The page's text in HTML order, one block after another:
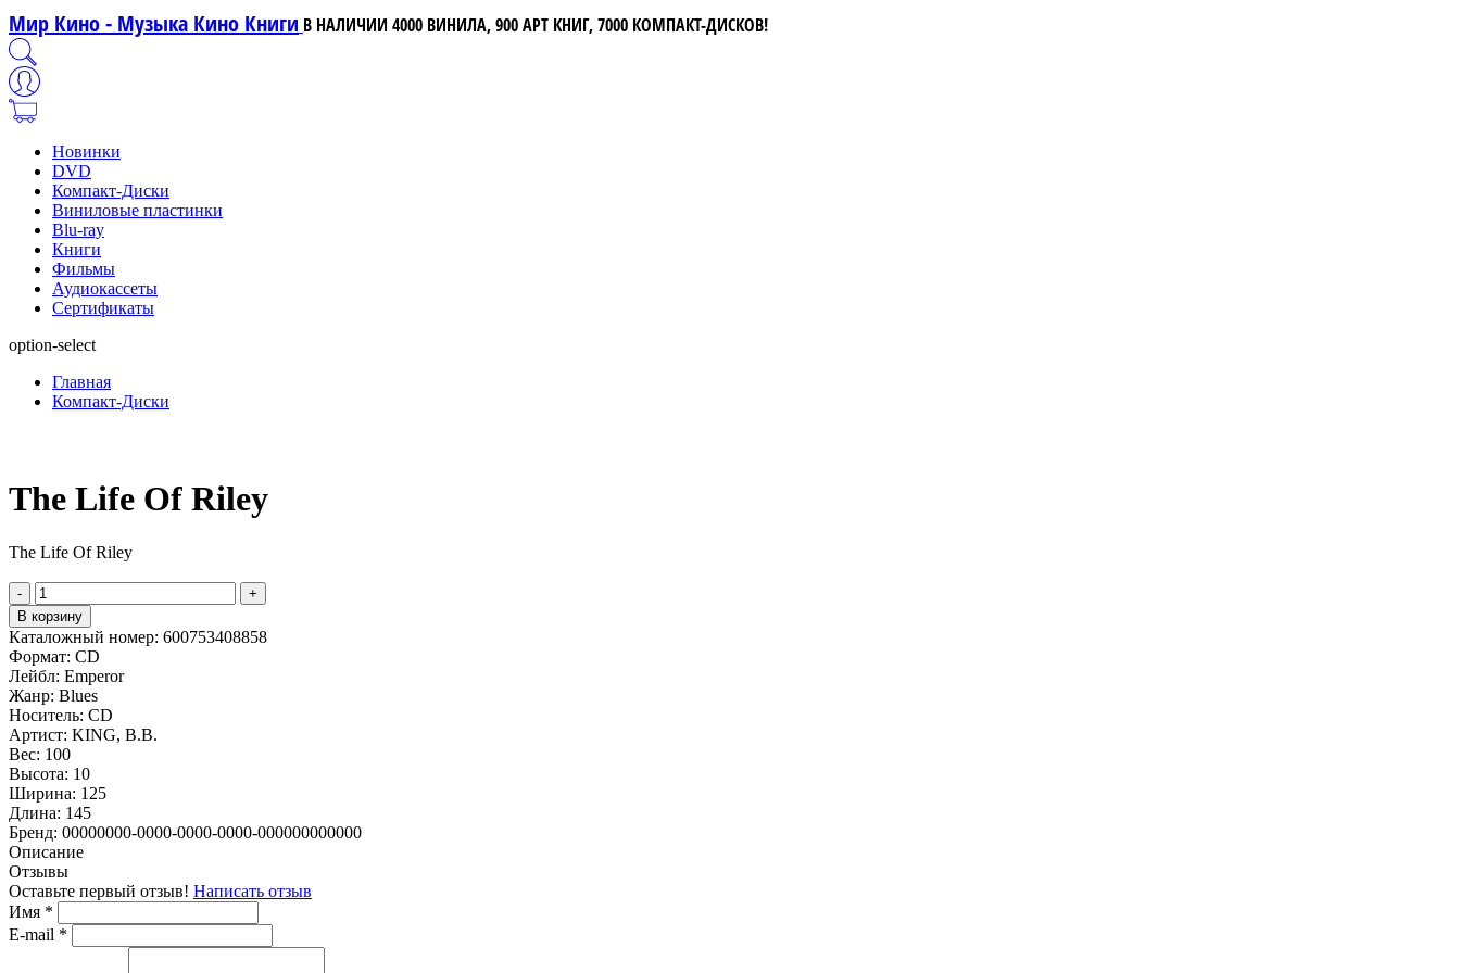
Мир Кино - Музыка Кино Книги В НАЛИЧИИ 4000 ВИНИЛА, 900 АРТ КНИГ, 7000 КОМПАКТ-ДИСКОВ!
Новинки
DVD
Компакт-Диски
Виниловые пластинки
Blu-ray
Книги
Фильмы
Аудиокассеты
Сертификаты
option-select
Главная
Компакт-Диски
The Life Of Riley
The Life Of Riley
-
+
В корзину
Каталожный номер: 600753408858
Формат: CD
Лейбл: Emperor
Жанр: Blues
Носитель: CD
Артист: KING, B.B.
Вес: 100
Высота: 10
Ширина: 125
Длина: 145
Бренд: 00000000-0000-0000-0000-000000000000
Описание
Отзывы
Оставьте первый отзыв! Написать отзыв
Имя *
E-mail *